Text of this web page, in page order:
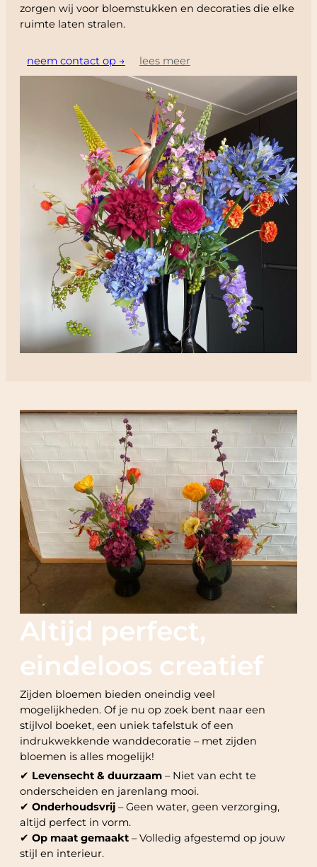
zorgen wij voor bloemstukken en decoraties die elke
ruimte laten stralen.
neem contact op → lees meer
Altijd perfect,
eindeloos creatief
Zijden bloemen bieden oneindig veel
mogelijkheden. Of je nu op zoek bent naar een
stijlvol boeket, een uniek tafelstuk of een
indrukwekkende wanddecoratie – met zijden
bloemen is alles mogelijk!
✔ Levensecht & duurzaam – Niet van echt te
onderscheiden en jarenlang mooi.
✔ Onderhoudsvrij – Geen water, geen verzorging,
altijd perfect in vorm.
✔ Op maat gemaakt – Volledig afgestemd op jouw
stijl en interieur.